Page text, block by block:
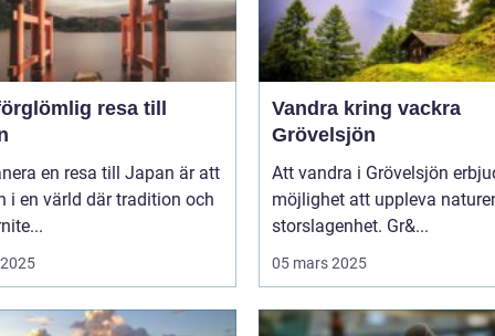
resa till
en resa till Japan är att
i en värld där tradition och
Vandra kring vackra
Grövelsjön
Att vandra i Grövelsjön
möjlighet att uppleva
storslagenhet. Gr&...
05 mars 2025